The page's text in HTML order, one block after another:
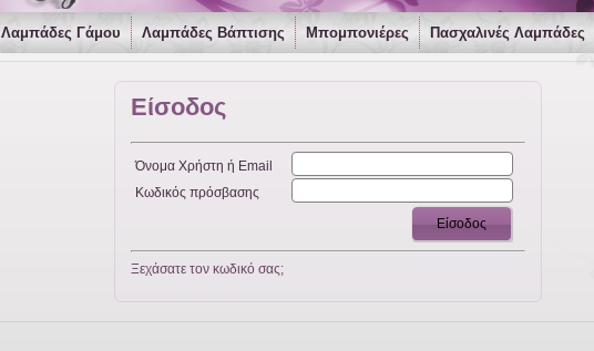
Λαμπάδες Γάμου Λαμπάδες Βάπτισης Μπομπονιέρες Πασχαλινές Λαμπάδες
Είσοδος
Όνομα Χρήστη ή Email
Κωδικός πρόσβασης
Είσοδος
Ξεχάσατε τον κωδικό σας;